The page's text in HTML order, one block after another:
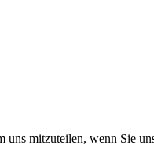
mitzuteilen, wenn Sie